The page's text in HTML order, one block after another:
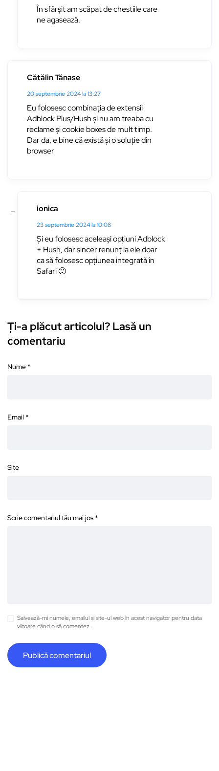
În sfârșit am scăpat de chestiile care
ne agasează.
Cătălin Tănase
20 septembrie 2024 la 13:27
Eu folosesc combinația de extensii
Adblock Plus/Hush și nu am treaba cu
reclame și cookie boxes de mult timp.
Dar da, e bine că există și o soluție din
browser
ionica
23 septembrie 2024 la 10:08
Și eu folosesc aceleași opțiuni Adblock
+ Hush, dar sincer renunț la ele doar
ca să folosesc opțiunea integrată în
Safari 🙂
Ți-a plăcut articolul? Lasă un
comentariu
Nume *
Email *
Site
Scrie comentariul tău mai jos *
Salvează-mi numele, emailul și site-ul web în acest navigator pentru data
viitoare când o să comentez.